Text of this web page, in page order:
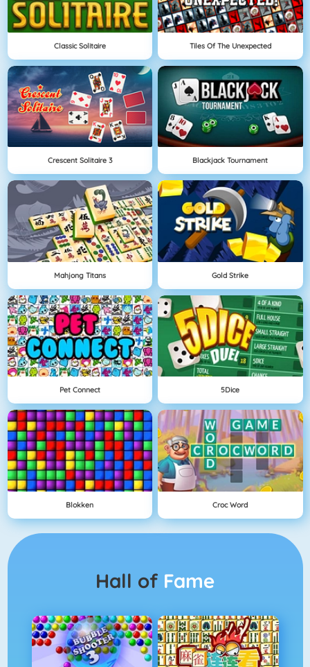
Classic Solitaire Tiles Of The Unexpected
Crescent Solitaire 3 Blackjack Tournament
Mahjong Titans Gold Strike
Pet Connect 5Dice
Blokken Croc Word
Hall of Fame